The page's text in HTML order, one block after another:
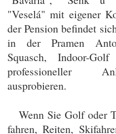
"Veselá" mit eigener
der Pension befindet
in der Pramen
Squasch, Indoor-
professioneller
ausprobieren.
Wenn Sie Golf oder
fahren, Reiten,